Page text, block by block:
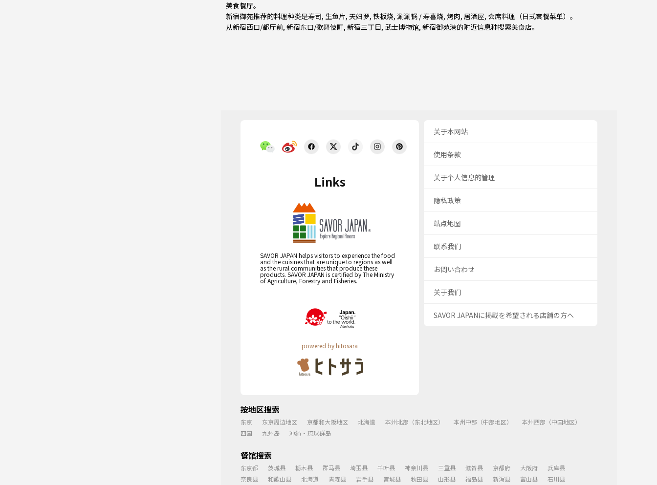
美食餐厅。
新宿御苑推荐的料理种类是寿司, 生鱼片, 天妇罗, 铁板烧, 涮涮锅 / 寿喜烧, 烤肉, 居酒屋, 会席料理（日式套餐菜单） 。
从新宿西口/都厅前, 新宿东口/歌舞伎町, 新宿三丁目, 武士博物馆, 新宿御苑港的附近信息种搜索美食店。
Links
SAVOR JAPAN helps visitors to experience the food
and the cuisines that are unique to regions as well
as the rural communities that produce these
products. SAVOR JAPAN is certified by The Ministry
of Agriculture, Forestry and Fisheries.
powered by hitosara
关于本网站
使用条款
关于个人信息的管理
隐私政策
站点地图
联系我们
お問い合わせ
关于我们
SAVOR JAPANに掲載を希望される店舗の方へ
按地区搜索
东京 东京周边地区 京都和大阪地区 北海道 本州北部（东北地区） 本州中部（中部地区）
本州西部（中国地区）
四国
九州岛 冲绳・琉球群岛
餐馆搜索
东京都 茨城县 栃木县 群马县 埼玉县 千叶县 神奈川县 三重县 滋贺县 京都府 大阪府
兵库县
奈良县
和歌山县 北海道 青森县 岩手县 宫城县 秋田县 山形县 福岛县 新泻县 富山县 石川县